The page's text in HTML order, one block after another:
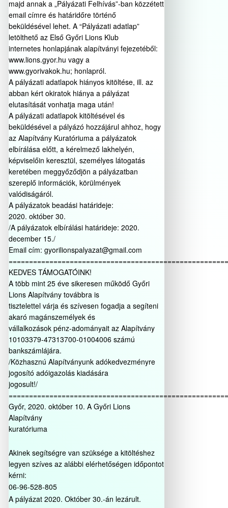
majd annak a „Pályázati Felhívás”-ban közzétett
email címre és határidőre történő
beküldésével lehet. A “Pályázati adatlap”
letölthető az Első Győri Lions Klub
internetes honlapjának alapítványi fejezetéből:
www.lions.gyor.hu vagy a
www.gyorivakok.hu; honlapról.
A pályázati adatlapok hiányos kitöltése, ill. az
abban kért okiratok hiánya a pályázat
elutasítását vonhatja maga után!
A pályázati adatlapok kitöltésével és
beküldésével a pályázó hozzájárul ahhoz, hogy
az Alapítvány Kuratóriuma a pályázatok
elbírálása előtt, a kérelmező lakhelyén,
képviselőin keresztül, személyes látogatás
keretében meggyőződjön a pályázatban
szereplő információk, körülmények
valódiságáról.
A pályázatok beadási határideje:
2020. október 30.
/A pályázatok elbírálási határideje: 2020.
december 15./
Email cím: gyorilionspalyazat@gmail.com
KEDVES TÁMOGATÓINK!
A több mint 25 éve sikeresen működő Győri
Lions Alapítvány továbbra is
tisztelettel várja és szívesen fogadja a segíteni
akaró magánszemélyek és
vállalkozások pénz-adományait az Alapítvány
10103379-47313700-01004006 számú
bankszámlájára.
/Közhasznú Alapítványunk adókedvezményre
jogosító adóigazolás kiadására
jogosult!/
Győr, 2020. október 10. A Győri Lions
Alapítvány
kuratóriuma
Akinek segítségre van szüksége a kitöltéshez
legyen szíves az alábbi elérhetőségen időpontot
kérni:
06-96-528-805
A pályázat 2020. Október 30.-án lezárult.